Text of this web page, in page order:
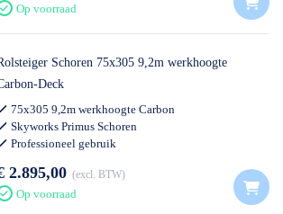
Op voorraad
Schoren 75x305 9,2m werkhoogte
Deck
75x305 9,2m werkhoogte Carbon
Skyworks Primus Schoren
Professioneel gebruik
2.895,00 excl. BTW
Op voorraad